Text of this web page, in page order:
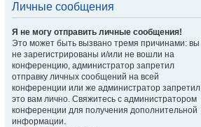
Личные сообщения
Я не могу отправить личные сообщения!
Это может быть вызвано тремя причинами: вы
не зарегистрированы и/или не вошли на
конференцию, администратор запретил
отправку личных сообщений на всей
конференции или же администратор запретил
это вам лично. Свяжитесь с администратором
конференции для получения дополнительной
информации.